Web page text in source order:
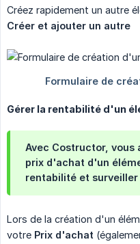
Créez rapidement un autre
Créer et ajouter un autre
Gérer la rentabilité d'un
Avec Costructor, vous
prix d'achat d'un
rentabilité et
Lors de la création d'un
votre Prix d'achat